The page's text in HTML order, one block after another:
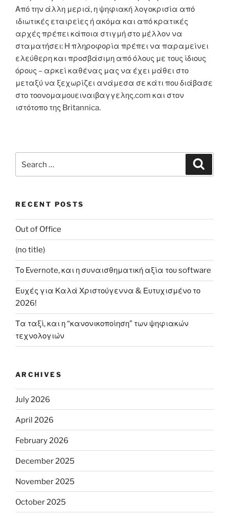
Από την άλλη μεριά, η ψηφιακή λογοκρισία από
ιδιωτικές εταιρείες ή ακόμα και από κρατικές
αρχές πρέπει κάποια στιγμή στο μέλλον να
σταματήσει: Η πληροφορία πρέπει να παραμείνει
ελεύθερη και προσβάσιμη από όλους με τους ίδιους
όρους – αρκεί καθένας μας να έχει μάθει στο
μεταξύ να ξεχωρίζει ανάμεσα σε κάτι που διάβασε
στο τοονομαμουειναιβαγγελης.com και στον
ιστότοπο της Britannica.
for:
RECENT POSTS
Out of Office
(no title)
Το Evernote, και η συναισθηματική αξία του software
Ευχές για Καλά Χριστούγεννα & Ευτυχισμένο το
2026!
Τα ταξί, και η “κανονικοποίηση” των ψηφιακών
τεχνολογιών
ARCHIVES
July 2026
April 2026
February 2026
December 2025
November 2025
October 2025